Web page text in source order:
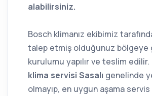
alabilirsiniz.
Bosch klimanız ekibimiz
talep etmiş olduğunuz bölgeye
kurulumu yapılır ve teslim edilir.
klima servisi Sasalı genelinde
olmayıp, en uygun aşama